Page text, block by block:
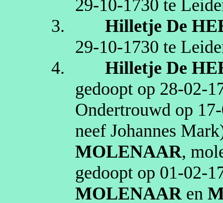
29‑10‑1730 te
3.
Hilletje De
29‑10‑1730 te
4.
Hilletje De
gedoopt op
Ondertrouwd op
neef Johannes Mark
MOLENAAR,
gedoopt op
MOLENAAR en